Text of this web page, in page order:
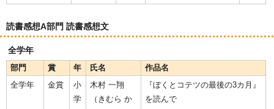
読書感想A部門 読書感想文
全学年
部門
賞 年 氏名
作品名
全学年
金賞
小
学
木村 一翔
（きむら か
『ぼくとコテツの最後の3カ月』
を読んで